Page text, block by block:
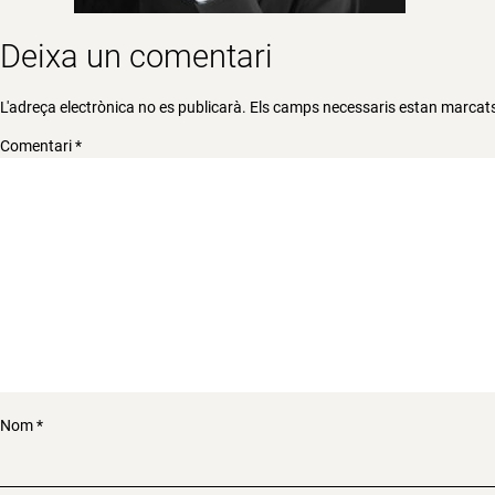
Deixa un comentari
L'adreça electrònica no es publicarà. Els camps necessaris estan
Comentari*
Nom*